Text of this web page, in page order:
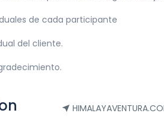
de cada participante
del cliente.